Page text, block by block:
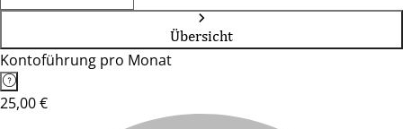
Übersicht
Kontoführung pro Monat
25,00 €